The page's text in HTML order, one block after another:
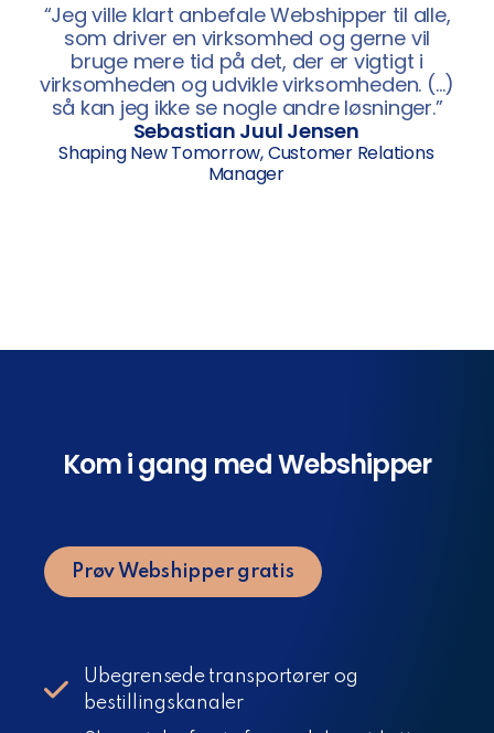
“Jeg ville klart anbefale Webshipper til alle,
som driver en virksomhed og gerne vil
bruge mere tid på det, der er vigtigt i
virksomheden og udvikle virksomheden. (…)
så kan jeg ikke se nogle andre løsninger.”
Sebastian Juul Jensen
Shaping New Tomorrow, Customer Relations
Manager
Kom i gang med Webshipper
Prøv Webshipper gratis
Ubegrensede transportører og
bestillingskanaler